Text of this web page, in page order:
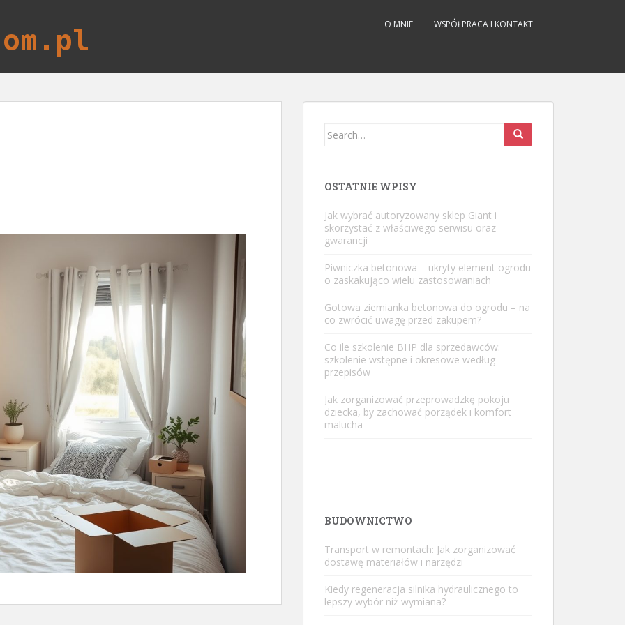
O MNIE WSPÓŁPRACA I KONTAKT
Search
OSTATNIE WPISY
Jak wybrać autoryzowany sklep Giant i
skorzystać z właściwego serwisu oraz
gwarancji
Piwniczka betonowa – ukryty element ogrodu
o zaskakująco wielu zastosowaniach
Gotowa ziemianka betonowa do ogrodu – na
co zwrócić uwagę przed zakupem?
Co ile szkolenie BHP dla sprzedawców:
szkolenie wstępne i okresowe według
przepisów
Jak zorganizować przeprowadzkę pokoju
dziecka, by zachować porządek i komfort
malucha
BUDOWNICTWO
Transport w remontach: Jak zorganizować
dostawę materiałów i narzędzi
Kiedy regeneracja silnika hydraulicznego to
lepszy wybór niż wymiana?